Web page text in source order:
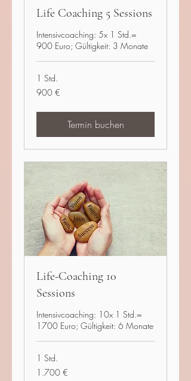
Life Coaching 5 Sessions
Intensivcoaching: 5x 1 Std.=
900 Euro; Gültigkeit: 3 Monate
1 Std.
900
Euro
900 €
Termin buchen
Life-Coaching 10
Sessions
Intensivcoaching: 10x 1 Std.=
1700 Euro; Gültigkeit: 6 Monate
1 Std.
1.700
Euro
1.700 €